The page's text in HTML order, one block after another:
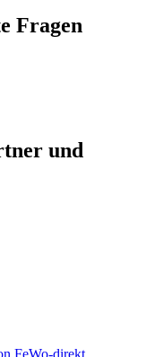
Fragen
und
FeWo-direkt